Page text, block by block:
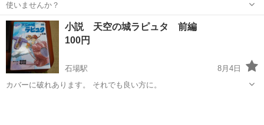
使いませんか？
滋賀 大津市 大津市役所前駅 語学、辞書
小説 天空の城ラピュタ 前編
100円
石場駅
8月4日
カバーに破れあります。 それでも良い方に。